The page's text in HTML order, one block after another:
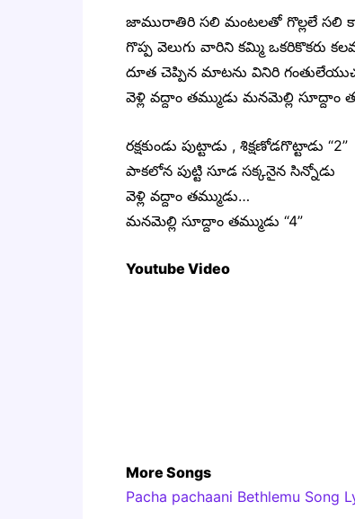
జామురాతిరి సలి మంటలతో గొల్లలే సలి
గొప్ప వెలుగు వారిని కమ్మి ఒకరికొకరు
దూత చెప్పిన మాటను వినిరి
వెళ్లి వద్దాం తమ్ముడు మనమెల్లి సూద్దాం
రక్షకుండు పుట్టాడు , శిక్షణోడగొట్టాడు “2”
పాకలోన పుట్టి సూడ సక్కనైన సిన్నోడు
వెళ్లి వద్దాం తమ్ముడు…
మనమెల్లి సూద్దాం తమ్ముడు “4”
Youtube Video
More Songs
Pacha pachaani Bethlemu Song